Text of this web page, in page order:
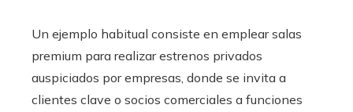
Un ejemplo habitual consiste en emplear salas
premium para realizar estrenos privados
auspiciados por empresas, donde se invita a
clientes clave o socios comerciales a funciones